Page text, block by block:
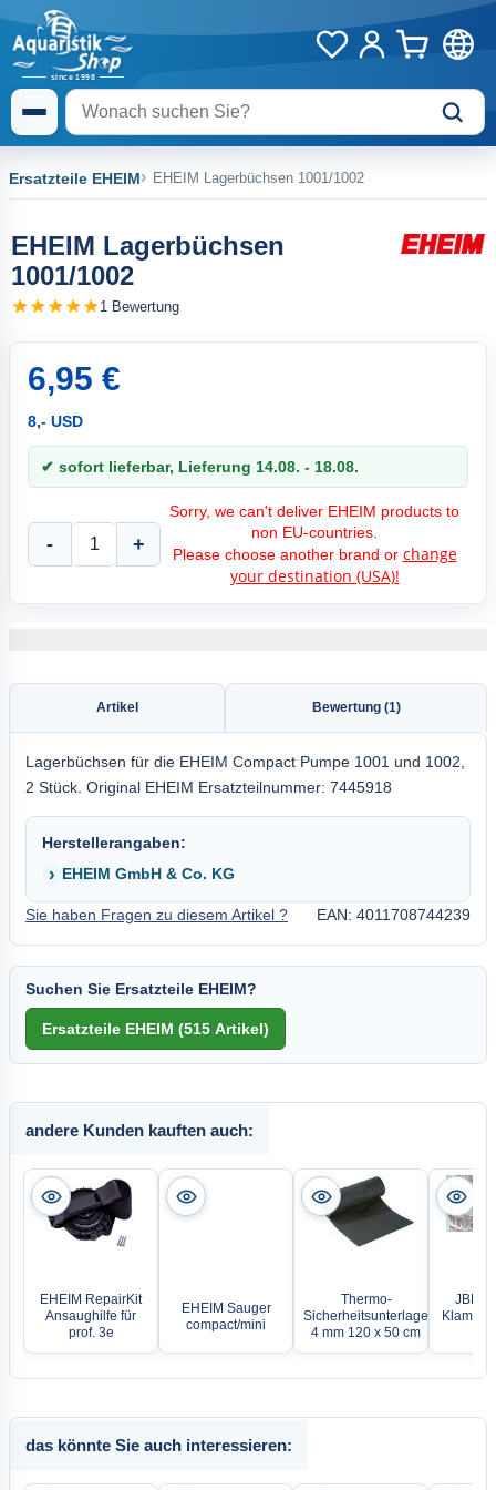
Ersatzteile EHEIM EHEIM Lagerbüchsen 1001/1002
EHEIM Lagerbüchsen
1001/1002
1 Bewertung
6,95 €
8,- USD
✔ sofort lieferbar, Lieferung 14.08. - 18.08.
- +
Sorry, we can't deliver EHEIM products to
non EU-countries.
Please choose another brand or change
your destination (USA)!
Artikel Bewertung (1)
Lagerbüchsen für die EHEIM Compact Pumpe 1001 und 1002,
2 Stück. Original EHEIM Ersatzteilnummer: 7445918
Herstellerangaben:
EHEIM GmbH & Co. KG
EAN: 4011708744239
Sie haben Fragen zu diesem Artikel ?
Suchen Sie Ersatzteile EHEIM?
andere Kunden kauften auch:
EHEIM RepairKit
Ansaughilfe für
prof. 3e
EHEIM Sauger
compact/mini
Thermo-
Sicherheitsunterlage
4 mm 120 x 50 cm
JBL
das könnte Sie auch interessieren: